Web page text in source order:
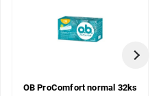
OB ProComfort normal 32ks